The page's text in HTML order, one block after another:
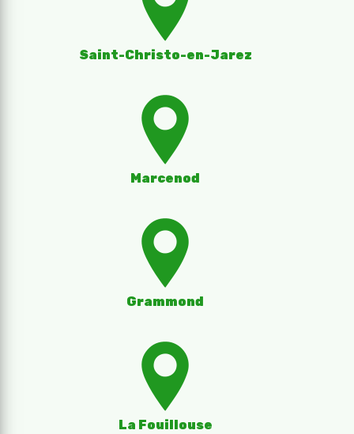
Saint-Christo-en-Jarez
Marcenod
Grammond
La Fouillouse